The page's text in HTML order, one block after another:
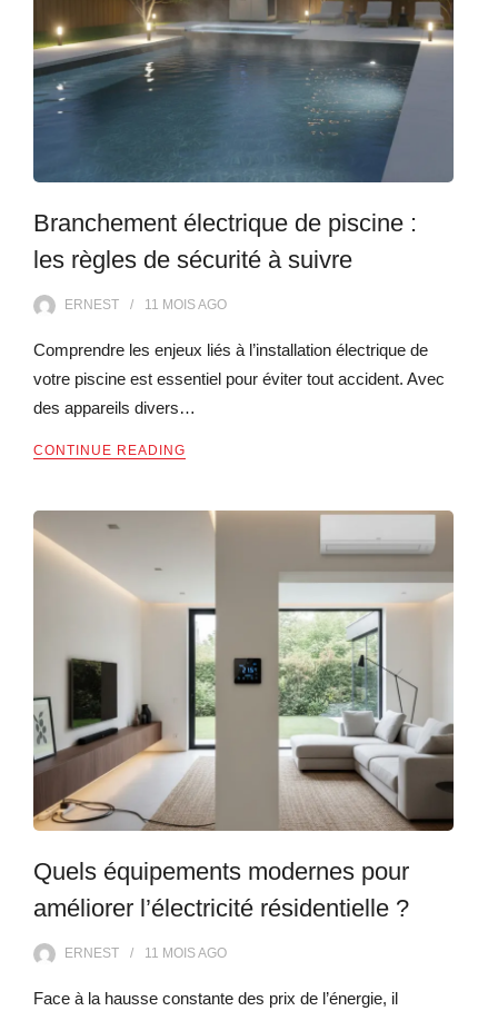
Branchement électrique de piscine :
les règles de sécurité à suivre
ERNEST 11 MOISAGO
Comprendre les enjeux liés à l’installation électrique de
votre piscine est essentiel pour éviter tout accident. Avec
des appareils divers…
CONTINUE READING
Quels équipements modernes pour
améliorer l’électricité résidentielle ?
ERNEST 11 MOISAGO
Face à la hausse constante des prix de l’énergie, il